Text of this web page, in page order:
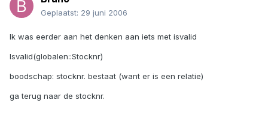
Geplaatst: 29 juni 2006
Ik was eerder aan het denken aan iets met isvalid
Isvalid(globalen::Stocknr)
boodschap: stocknr. bestaat (want er is een relatie)
ga terug naar de stocknr.